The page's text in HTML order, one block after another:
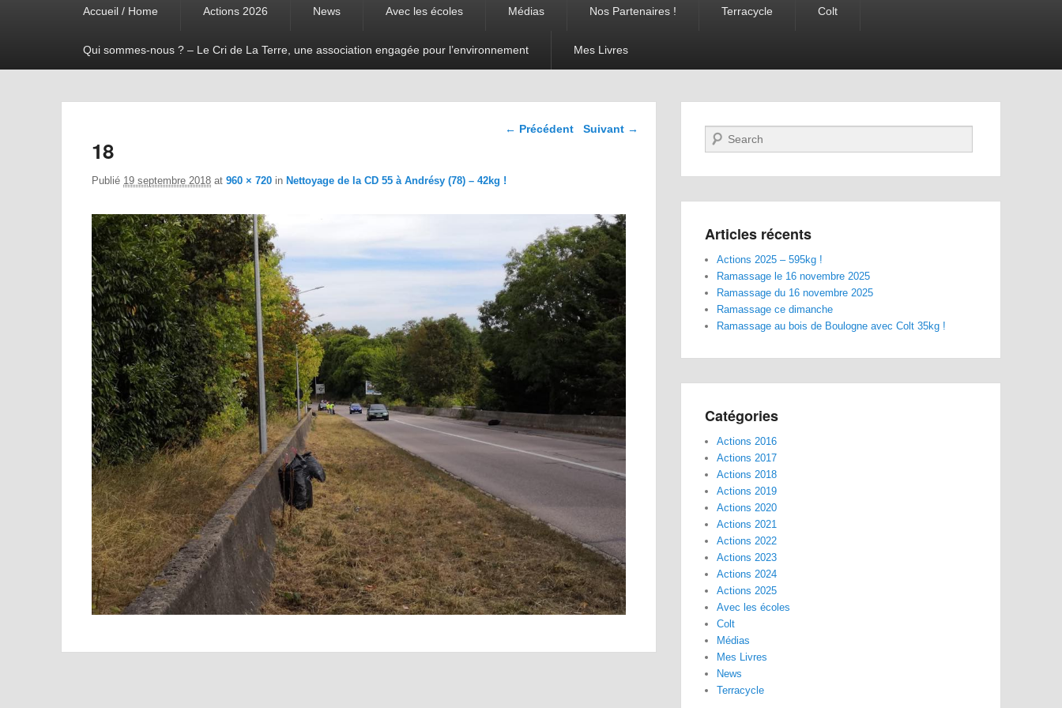
Accueil / Home Actions 2026 News Avec les écoles Médias Nos Partenaires ! Terracycle Colt
Qui sommes-nous ? – Le Cri de La Terre, une association engagée pour l’environnement Mes Livres
Navigation dans les
← Précédent Suivant →
18
Publié 19 septembre 2018 at 960 × 720 in Nettoyage de la CD 55 à Andrésy (78) – 42kg !
Recherche
Articles récents
Actions 2025 – 595kg !
Ramassage le 16 novembre 2025
Ramassage du 16 novembre 2025
Ramassage ce dimanche
Ramassage au bois de Boulogne avec Colt 35kg !
Catégories
Actions 2016
Actions 2017
Actions 2018
Actions 2019
Actions 2020
Actions 2021
Actions 2022
Actions 2023
Actions 2024
Actions 2025
Avec les écoles
Colt
Médias
Mes Livres
News
Terracycle